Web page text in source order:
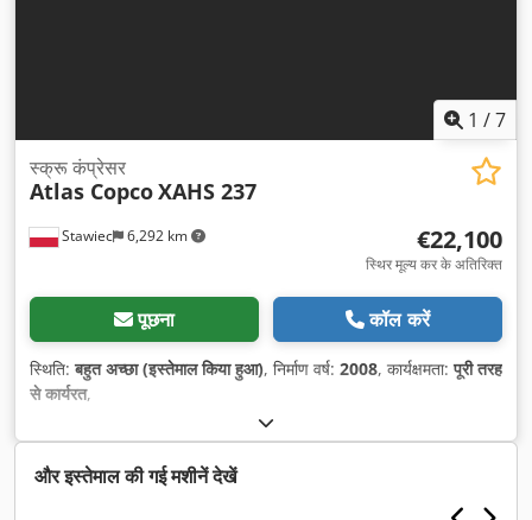
1 /7
Stawiec 6,292 km
स्क्रू कंप्रेसर
Atlas CopcoXAHS 237
€22,100
स्थिर मूल्य कर के अतिरिक्त
पूछना कॉल करें
स्थिति:बहुत अच्छा (इस्तेमाल किया हुआ), निर्माण वर्ष: 2008, कार्यक्षमता:पूरी तरह
से कार्यरत,
और इस्तेमाल की गई मशीनें देखें